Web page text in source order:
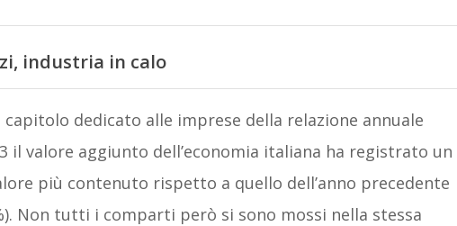
industria in calo
dedicato alle imprese della relazione annuale
il valore aggiunto dell’economia italiana ha registrato un
più contenuto rispetto a quello dell’anno precedente
Non tutti i comparti però si sono mossi nella stessa